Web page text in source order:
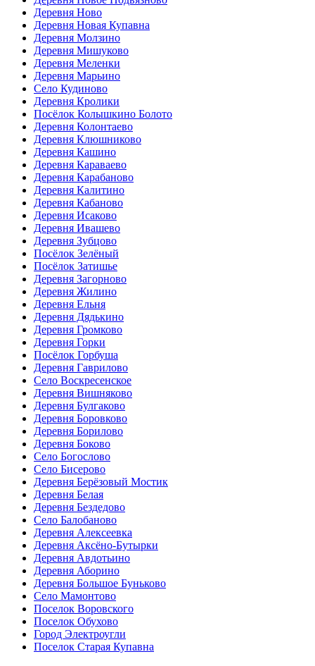
Деревня Ново
Деревня Новая Купавна
Деревня Молзино
Деревня Мишуково
Деревня Меленки
Деревня Марьино
Село Кудиново
Деревня Кролики
Посёлок Колышкино Болото
Деревня Колонтаево
Деревня Клюшниково
Деревня Кашино
Деревня Караваево
Деревня Карабаново
Деревня Калитино
Деревня Кабаново
Деревня Исаково
Деревня Ивашево
Деревня Зубцово
Посёлок Зелёный
Посёлок Затишье
Деревня Загорново
Деревня Жилино
Деревня Ельня
Деревня Дядькино
Деревня Громково
Деревня Горки
Посёлок Горбуша
Деревня Гаврилово
Село Воскресенское
Деревня Вишняково
Деревня Булгаково
Деревня Боровково
Деревня Борилово
Деревня Боково
Село Богослово
Село Бисерово
Деревня Берёзовый Мостик
Деревня Белая
Деревня Бездедово
Село Балобаново
Деревня Алексеевка
Деревня Аксёно-Бутырки
Деревня Авдотьино
Деревня Аборино
Деревня Большое Буньково
Село Мамонтово
Поселок Воровского
Поселок Обухово
Город Электроугли
Поселок Старая Купавна